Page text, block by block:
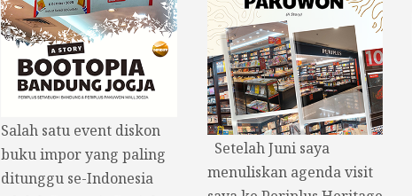
Salah satu event diskon
buku impor yang paling
ditunggu se-Indonesia
Setelah Juni saya
menuliskan agenda visit